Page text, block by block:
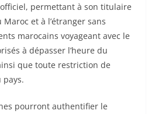
permettant à son titulaire
et à l’étranger sans
marocains voyageant avec le
à dépasser l’heure du
que toute restriction de
pays.
pourront authentifier le